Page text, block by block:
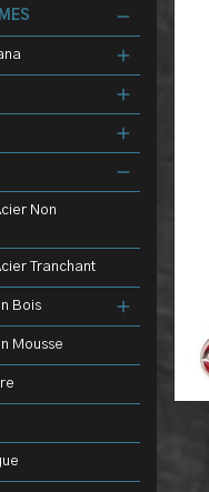
Non
Tranchant
Bois
Mousse